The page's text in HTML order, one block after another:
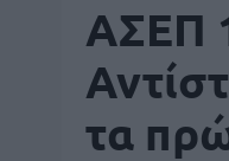
ΑΣΕΠ
τα